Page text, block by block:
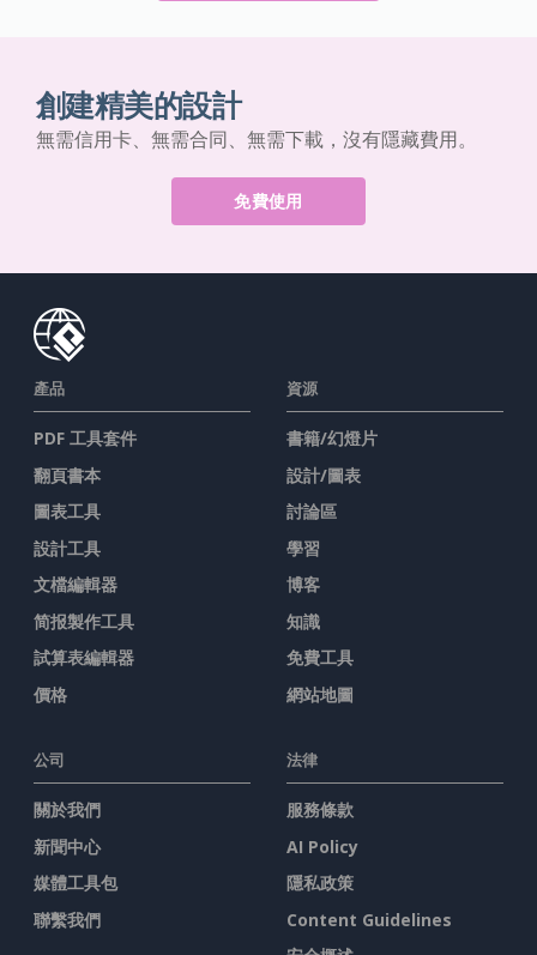
創建精美的設計
無需信用卡、無需合同、無需下載，沒有隱藏費用。
免費使用
產品
PDF 工具套件
翻頁書本
圖表工具
設計工具
文檔編輯器
简报製作工具
試算表編輯器
價格
資源
書籍/幻燈片
設計/圖表
討論區
學習
博客
知識
免費工具
網站地圖
公司
關於我們
新聞中心
媒體工具包
聯繫我們
法律
服務條款
AI Policy
隱私政策
Content Guidelines